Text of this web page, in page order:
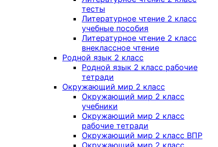
тесты
Литературное чтение 2 класс
учебные пособия
Литературное чтение 2 класс
внеклассное чтение
Родной язык 2 класс
Родной язык 2 класс рабочие
тетради
Окружающий мир 2 класс
Окружающий мир 2 класс
учебники
Окружающий мир 2 класс
рабочие тетради
Окружающий мир 2 класс ВПР
Окружающий мир 2 класс